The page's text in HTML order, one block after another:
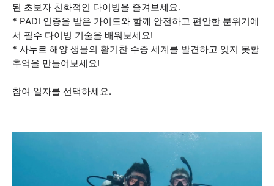
된 초보자 친화적인 다이빙을 즐겨보세요.
* PADI 인증을 받은 가이드와 함께 안전하고 편안한 분위기에
서 필수 다이빙 기술을 배워보세요!
* 사누르 해양 생물의 활기찬 수중 세계를 발견하고 잊지 못할
추억을 만들어보세요!
참여 일자를 선택하세요.